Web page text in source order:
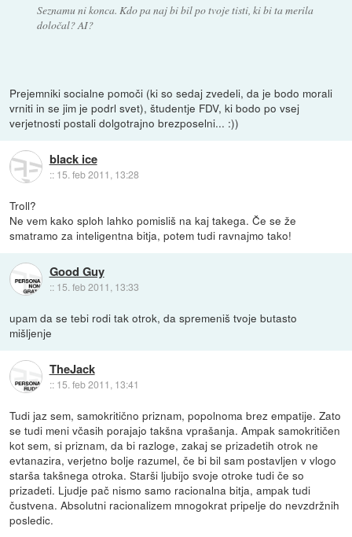
Seznamu ni konca. Kdo pa naj bi bil po tvoje tisti, ki bi ta merila
določal? AI?
Prejemniki socialne pomoči (ki so sedaj zvedeli, da je bodo morali
vrniti in se jim je podrl svet), študentje FDV, ki bodo po vsej
verjetnosti postali dolgotrajno brezposelni... :))
black ice
:: 15. feb 2011, 13:28
Troll?
Ne vem kako sploh lahko pomisliš na kaj takega. Če se že
smatramo za inteligentna bitja, potem tudi ravnajmo tako!
Good Guy
:: 15. feb 2011, 13:33
upam da se tebi rodi tak otrok, da spremeniš tvoje butasto
mišljenje
TheJack
:: 15. feb 2011, 13:41
Tudi jaz sem, samokritično priznam, popolnoma brez empatije. Zato
se tudi meni včasih porajajo takšna vprašanja. Ampak samokritičen
kot sem, si priznam, da bi razloge, zakaj se prizadetih otrok ne
evtanazira, verjetno bolje razumel, če bi bil sam postavljen v vlogo
starša takšnega otroka. Starši ljubijo svoje otroke tudi če so
prizadeti. Ljudje pač nismo samo racionalna bitja, ampak tudi
čustvena. Absolutni racionalizem mnogokrat pripelje do nevzdržnih
posledic.